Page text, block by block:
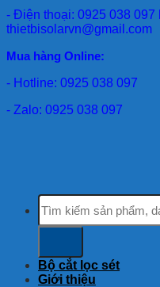
- Điện thoại: 0925 038 097
thietbisolarvn@gmail.com
Mua hàng Online:
- Hotline: 0925 038 097
- Zalo: 0925 038 097
Tìm
kiếm:
Bộ cắt lọc sét
Giới thiệu